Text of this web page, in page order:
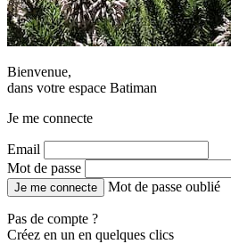
Bienvenue,
dans votre espace Batiman
Je me connecte
Email
Mot de passe
Je me connecte Mot de passe oublié
Pas de compte ?
Créez en un en quelques clics